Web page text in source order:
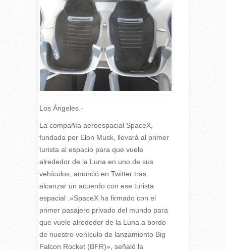
Los Ángeles.-
La compañía aeroespacial SpaceX,
fundada por Elon Musk, llevará al primer
turista al espacio para que vuele
alrededor de la Luna en uno de sus
vehículos, anunció en Twitter tras
alcanzar un acuerdo con ese turista
espacial .»SpaceX ha firmado con el
primer pasajero privado del mundo para
que vuele alrededor de la Luna a bordo
de nuestro vehículo de lanzamiento Big
Falcon Rocket (BFR)», señaló la